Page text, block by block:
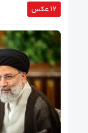
12 عکس